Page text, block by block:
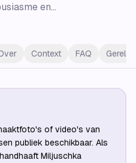
en...
Context FAQ
of video's van
publiek beschikbaar. Als
Miljuschka